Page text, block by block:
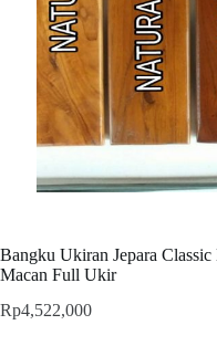
Bangku Ukiran Jepara
Macan Full Ukir
Rp4,522,000